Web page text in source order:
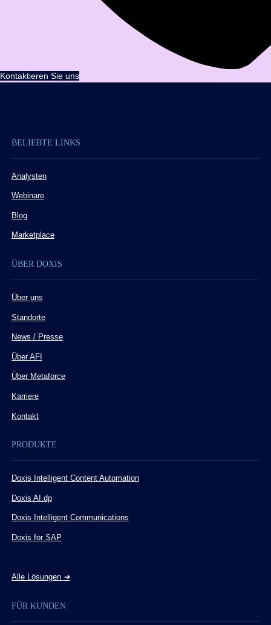
Kontaktieren Sie uns
BELIEBTE LINKS
Analysten
Webinare
Blog
Marketplace
ÜBER DOXIS
Über uns
Standorte
News / Presse
Über AFI
Über Metaforce
Karriere
Kontakt
PRODUKTE
Doxis Intelligent Content Automation
Doxis AI.dp
Doxis Intelligent Communications
Doxis for SAP
Alle Lösungen ➔
FÜR KUNDEN